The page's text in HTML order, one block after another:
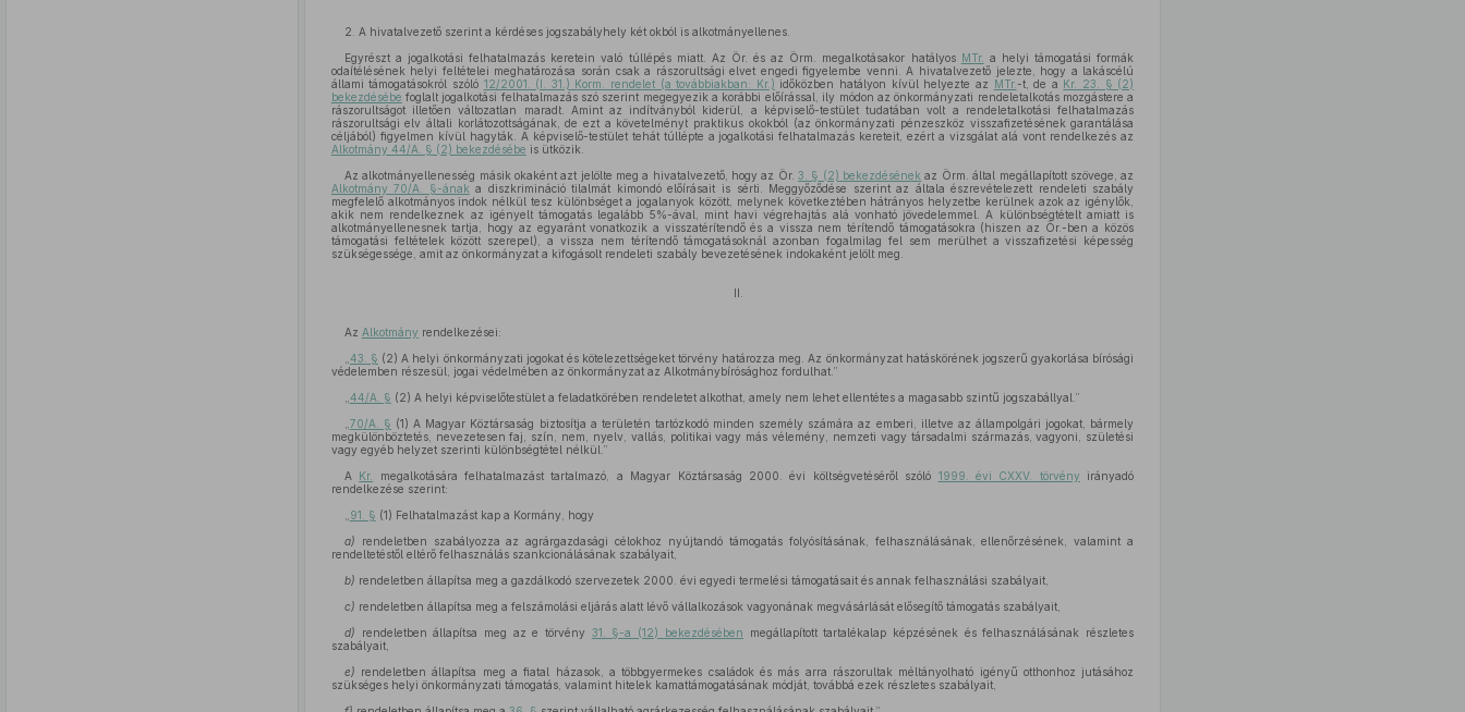
2. A hivatalvezető szerint a kérdéses jogszabályhely két okból is alkotmányellenes.
Egyrészt a jogalkotási felhatalmazás keretein való túllépés miatt. Az Ör. és az Örm. megalkotásakor hatályos MTr. a helyi támogatási formák
odaítélésének helyi feltételei meghatározása során csak a rászorultsági elvet engedi figyelembe venni. A hivatalvezető jelezte, hogy a lakáscélú
állami támogatásokról szóló 12/2001. (I. 31.) Korm. rendelet (a továbbiakban: Kr.) időközben hatályon kívül helyezte az MTr.-t, de a Kr. 23. § (2)
bekezdésébe foglalt jogalkotási felhatalmazás szó szerint megegyezik a korábbi előírással, ily módon az önkormányzati rendeletalkotás mozgástere a
rászorultságot illetően változatlan maradt. Amint az indítványból kiderül, a képviselő-testület tudatában volt a rendeletalkotási felhatalmazás
rászorultsági elv általi korlátozottságának, de ezt a követelményt praktikus okokból (az önkormányzati pénzeszköz visszafizetésének garantálása
céljából) figyelmen kívül hagyták. A képviselő-testület tehát túllépte a jogalkotási felhatalmazás kereteit, ezért a vizsgálat alá vont rendelkezés az
Alkotmány 44/A. § (2) bekezdésébe is ütközik.
Az alkotmányellenesség másik okaként azt jelölte meg a hivatalvezető, hogy az Ör.3. § (2) bekezdésének az Örm. által megállapított szövege, az
Alkotmány 70/A. §-ának a diszkrimináció tilalmát kimondó előírásait is sérti. Meggyőződése szerint az általa észrevételezett rendeleti szabály
megfelelő alkotmányos indok nélkül tesz különbséget a jogalanyok között, melynek következtében hátrányos helyzetbe kerülnek azok az igénylők,
akik nem rendelkeznek az igényelt támogatás legalább 5%-ával, mint havi végrehajtás alá vonható jövedelemmel. A különbségtételt amiatt is
alkotmányellenesnek tartja, hogy az egyaránt vonatkozik a visszatérítendő és a vissza nem térítendő támogatásokra (hiszen az Ör.-ben a közös
támogatási feltételek között szerepel), a vissza nem térítendő támogatásoknál azonban fogalmilag fel sem merülhet a visszafizetési képesség
szükségessége, amit az önkormányzat a kifogásolt rendeleti szabály bevezetésének indokaként jelölt meg.
II.
Az Alkotmány rendelkezései:
43. § (2) A helyi önkormányzati jogokat és kötelezettségeket törvény határozza meg. Az önkormányzat hatáskörének jogszerű gyakorlása bírósági
védelemben részesül, jogai védelmében az önkormányzat az Alkotmánybírósághoz fordulhat.”
44/A. § (2) A helyi képviselőtestület a feladatkörében rendeletet alkothat, amely nem lehet ellentétes a magasabb szintű jogszabállyal.”
70/A. § (1) A Magyar Köztársaság biztosítja a területén tartózkodó minden személy számára az emberi, illetve az állampolgári jogokat, bármely
megkülönböztetés, nevezetesen faj, szín, nem, nyelv, vallás, politikai vagy más vélemény, nemzeti vagy társadalmi származás, vagyoni, születési
vagy egyéb helyzet szerinti különbségtétel nélkül.”
A Kr. megalkotására felhatalmazást tartalmazó, a Magyar Köztársaság 2000. évi költségvetéséről szóló 1999. évi CXXV. törvény irányadó
rendelkezése szerint:
91. § (1) Felhatalmazást kap a Kormány, hogy
a) rendeletben szabályozza az agrárgazdasági célokhoz nyújtandó támogatás folyósításának, felhasználásának, ellenőrzésének, valamint a
rendeltetéstől eltérő felhasználás szankcionálásának szabályait,
b) rendeletben állapítsa meg a gazdálkodó szervezetek 2000. évi egyedi termelési támogatásait és annak felhasználási szabályait,
c) rendeletben állapítsa meg a felszámolási eljárás alatt lévő vállalkozások vagyonának megvásárlását elősegítő támogatás szabályait,
d) rendeletben állapítsa meg az e törvény 31. §-a (12) bekezdésében megállapított tartalékalap képzésének és felhasználásának részletes
szabályait,
e) rendeletben állapítsa meg a fiatal házasok, a többgyermekes családok és más arra rászorultak méltányolható igényű otthonhoz jutásához
szükséges helyi önkormányzati támogatás, valamint hitelek kamattámogatásának módját, továbbá ezek részletes szabályait,